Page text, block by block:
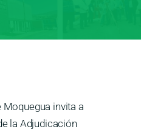
invita a
la Adjudicación